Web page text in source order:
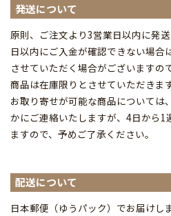
発送について
原則、ご注文より3営業日以内に発
日以内にご入金が確認できない場合
させていただく場合がございますの
商品は在庫限りとさせていただきます
お取り寄せが可能な商品については
かにご連絡いたしますが、4日から
ますので、予めご了承ください。
配送について
日本郵便（ゆうパック）でお届けし